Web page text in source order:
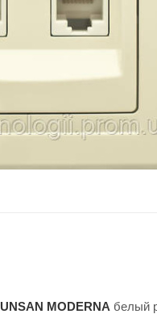
MODERNA белый